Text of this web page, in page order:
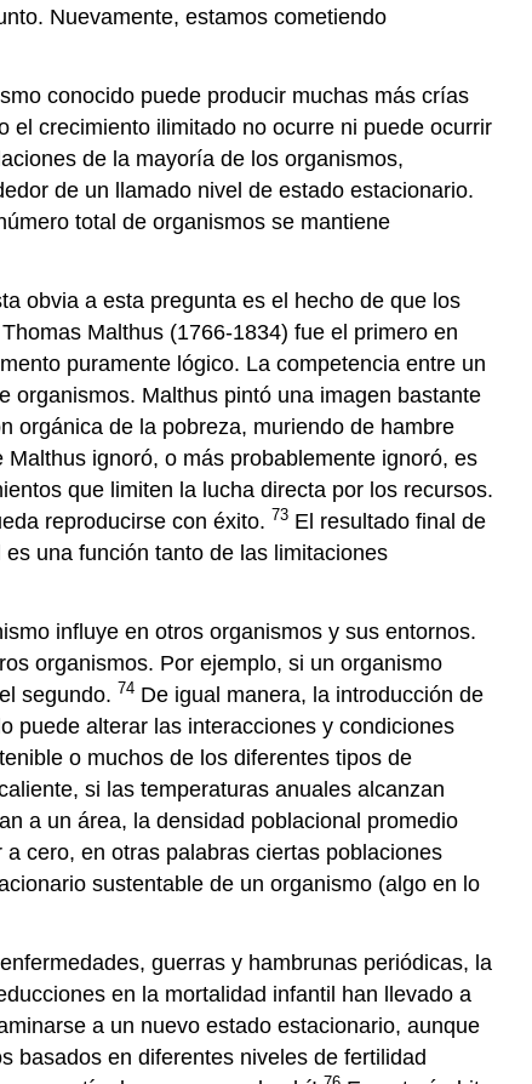
Nuevamente, estamos cometiendo
conocido puede producir muchas más crías
el crecimiento ilimitado no ocurre ni puede ocurrir
de la mayoría de los organismos,
de un llamado nivel de estado estacionario.
total de organismos se mantiene
obvia a esta pregunta es el hecho de que los
Malthus (1766-1834) fue el primero en
puramente lógico. La competencia entre un
organismos. Malthus pintó una imagen bastante
orgánica de la pobreza, muriendo de hambre
ignoró, o más probablemente ignoró, es
que limiten la lucha directa por los recursos.
reproducirse con éxito. 73 El resultado final de
una función tanto de las limitaciones
influye en otros organismos y sus entornos.
organismos. Por ejemplo, si un organismo
segundo. 74 De igual manera, la introducción de
puede alterar las interacciones y condiciones
o muchos de los diferentes tipos de
si las temperaturas anuales alcanzan
a un área, la densidad poblacional promedio
cero, en otras palabras ciertas poblaciones
sustentable de un organismo (algo en lo
guerras y hambrunas periódicas, la
en la mortalidad infantil han llevado a
a un nuevo estado estacionario, aunque
basados en diferentes niveles de fertilidad